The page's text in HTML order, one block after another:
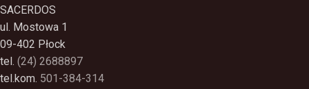
SACERDOS
ul. Mostowa 1
09-402 Płock
tel. (24) 2688897
tel.kom. 501-384-314